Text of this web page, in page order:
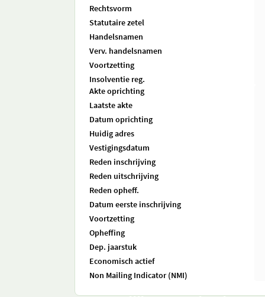
Rechtsvorm
Statutaire zetel
Handelsnamen
Verv. handelsnamen
Voortzetting
Insolventie reg.
Akte oprichting
Laatste akte
Datum oprichting
Huidig adres
Vestigingsdatum
Reden inschrijving
Reden uitschrijving
Reden opheff.
Datum eerste inschrijving
Voortzetting
Opheffing
Dep. jaarstuk
Economisch actief
Non Mailing Indicator (NMI)